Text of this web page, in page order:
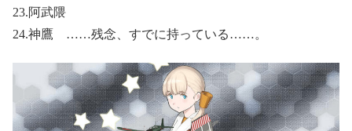
23.阿武隈
24.神鷹 ……残念、すでに持っている……。